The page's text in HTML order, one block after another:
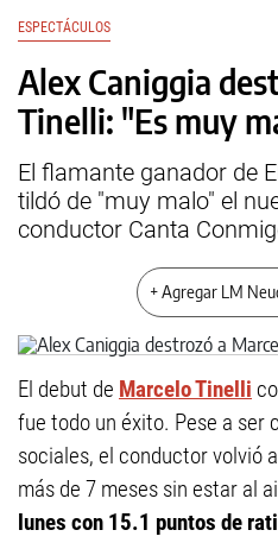
ESPECTÁCULOS
Alex Caniggia
Tinelli: "Es muy
El flamante ganador de
tildó de "muy malo" el
conductor Canta
+ Agregar LM
El debut de Marcelo Tinelli
fue todo un éxito. Pese a ser
sociales, el conductor volvió
más de 7 meses sin estar al
lunes con 15.1 puntos de